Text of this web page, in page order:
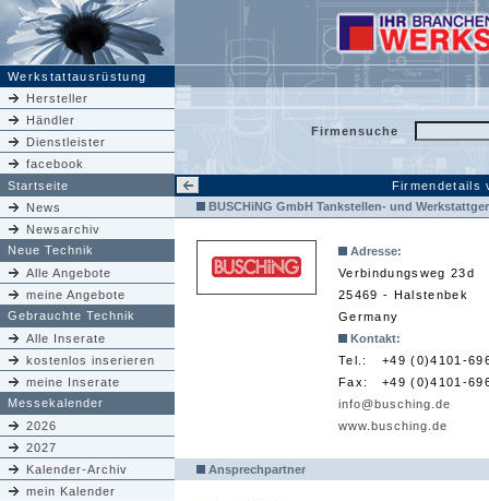
Werkstattausrüstung
Hersteller
Händler
Dienstleister
facebook
Firmensuche
Startseite
Firmendetails
News
Newsarchiv
Neue Technik
Alle Angebote
meine Angebote
Gebrauchte Technik
Alle Inserate
kostenlos inserieren
meine Inserate
Messekalender
2026
2027
Kalender-Archiv
mein Kalender
BUSCHiNG GmbH Tankstellen- und
Adresse:
Verbindungsweg 23d
25469 - Halstenbek
Germany
Kontakt:
Tel.:
+49 (0)4101-
Fax:
+49 (0)4101-
info@busching.de
www.busching.de
Ansprechpartner